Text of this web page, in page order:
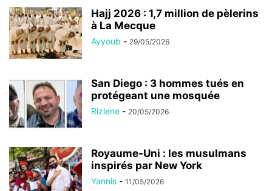
Hajj 2026 : 1,7 million de pèlerins
à La Mecque
Ayyoub - 29/05/2026
San Diego : 3 hommes tués en
protégeant une mosquée
Rizlene - 20/05/2026
Royaume-Uni : les musulmans
inspirés par New York
Yannis - 11/05/2026